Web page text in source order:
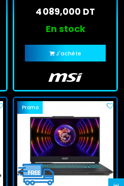
4 089,000 DT
En stock
J'achète
Promo